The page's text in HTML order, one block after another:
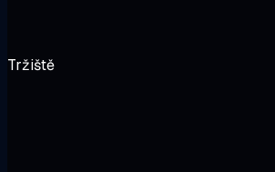
Tržiště